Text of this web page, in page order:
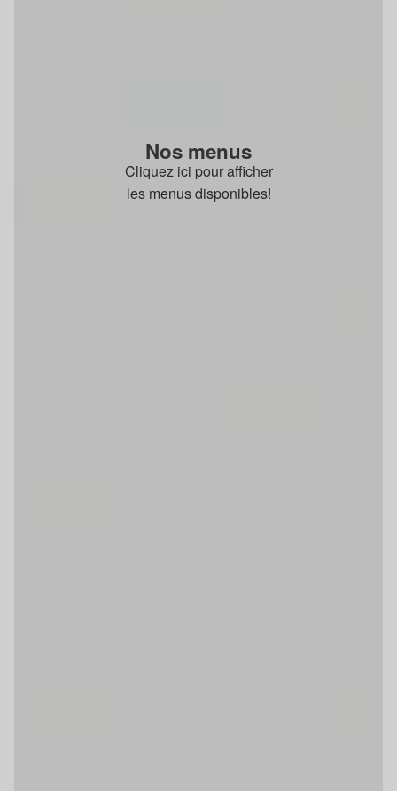
Nos menus
Cliquez ici pour afficher
les menus disponibles!